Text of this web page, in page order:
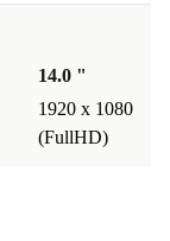
14.0 "
1920 x 1080
(FullHD)